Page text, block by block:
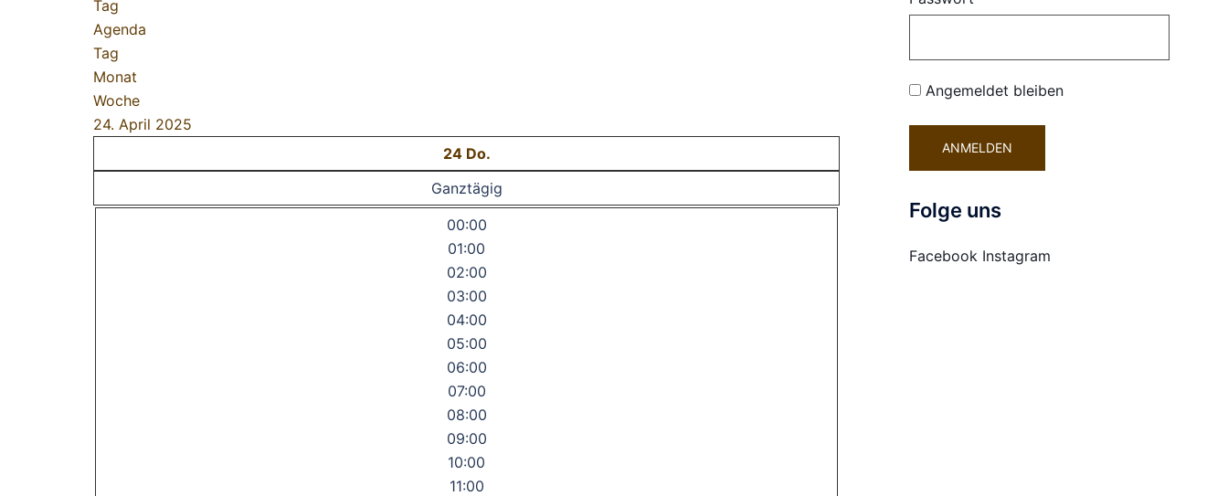
Tag
Agenda
Tag
Monat
Woche
24. April 2025
24 Do.
Ganztägig
00:00
01:00
02:00
03:00
04:00
05:00
06:00
07:00
08:00
09:00
10:00
11:00
Angemeldet bleiben
Folge uns
Facebook Instagram